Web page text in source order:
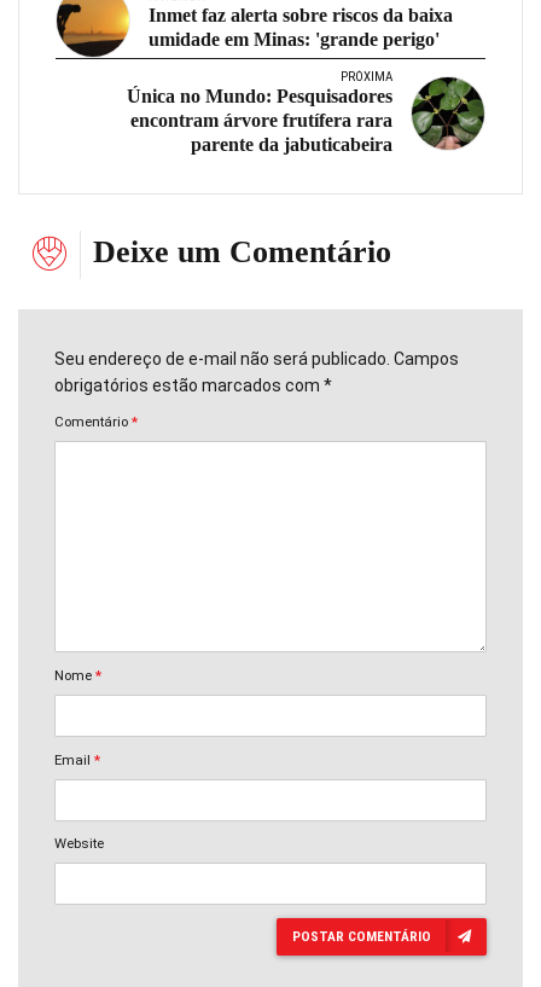
Inmet faz alerta sobre riscos da baixa
umidade em Minas: 'grande perigo'
PRÓXIMA
Única no Mundo: Pesquisadores
encontram árvore frutífera rara
parente da jabuticabeira
Deixe um Comentário
Seu endereço de e-mail não será publicado. Campos
obrigatórios estão marcados com *
Comentário *
Nome *
Email *
Website
POSTAR COMENTÁRIO